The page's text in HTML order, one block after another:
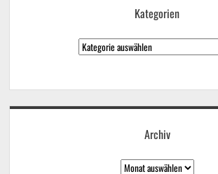
Kategorien
Kategorien
Archiv
Archiv